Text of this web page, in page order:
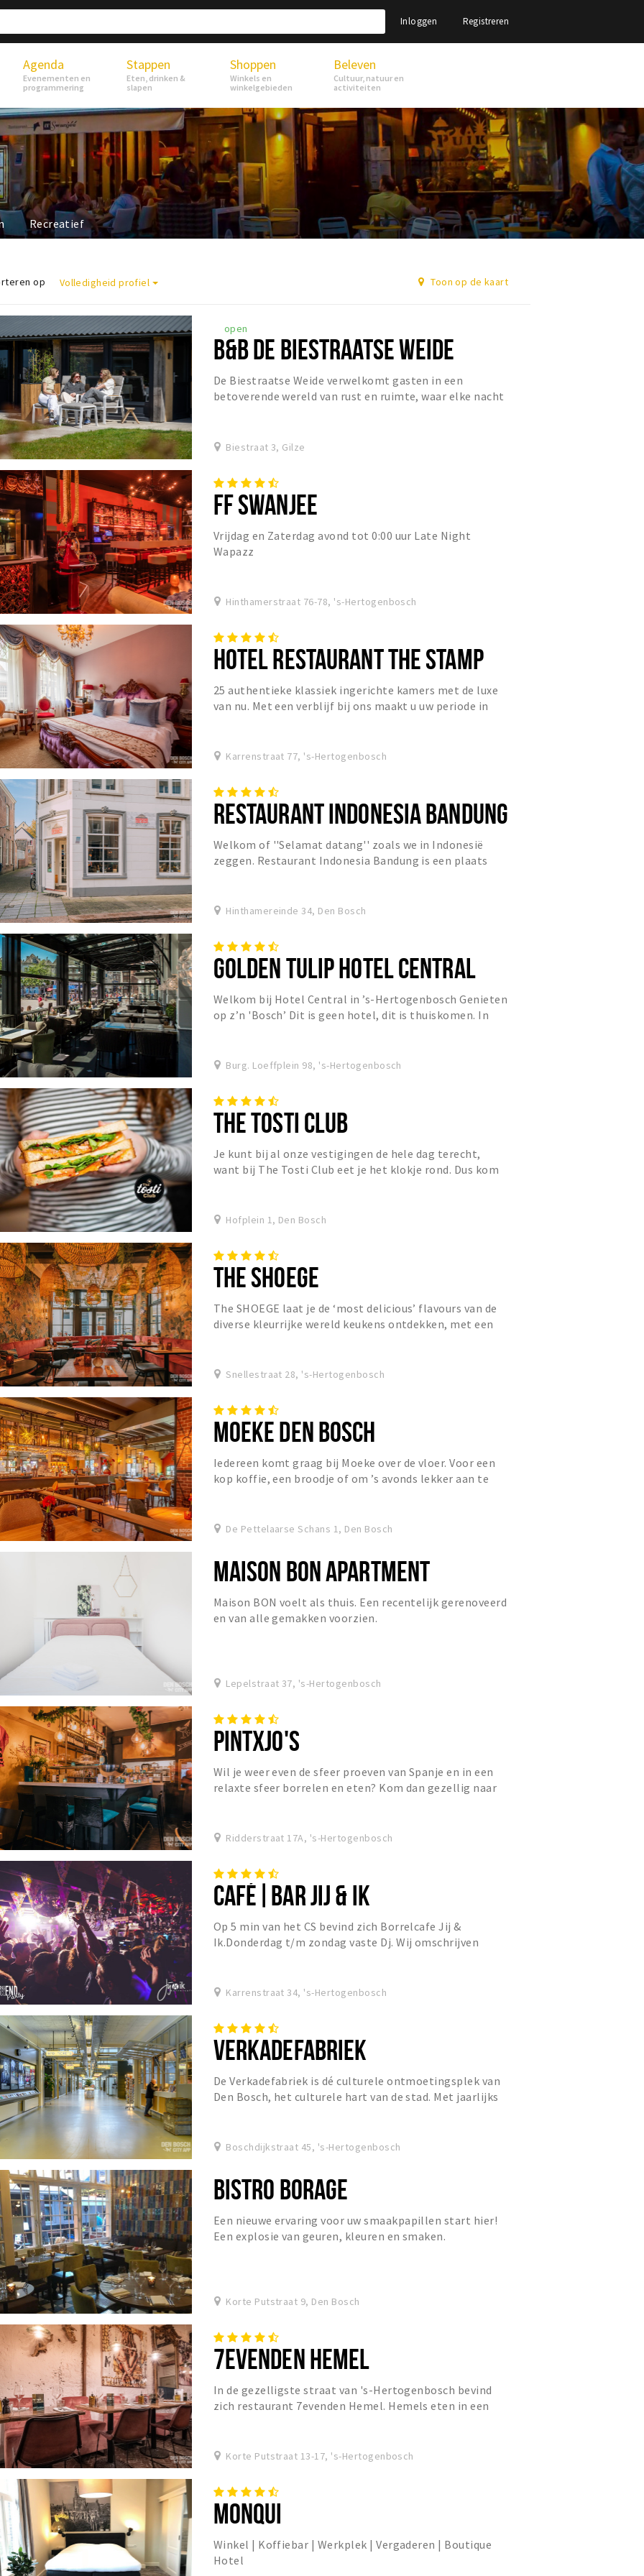
Inloggen Registreren
Agenda
Evenementen en
programmering
Stappen
Eten, drinken &
slapen
Shoppen
Winkels en
winkelgebieden
Beleven
Cultuur, natuur en
activiteiten
Recreatief
op Volledigheid profiel Toon op de kaart
open
B&B DE BIESTRAATSE WEIDE
De Biestraatse Weide verwelkomt gasten in een
betoverende wereld van rust en ruimte, waar elke nacht
Biestraat 3, Gilze
FF SWANJEE
Vrijdag en Zaterdag avond tot 0:00 uur Late Night
Wapazz
Hinthamerstraat 76-78, 's-Hertogenbosch
HOTEL RESTAURANT THE STAMP
25 authentieke klassiek ingerichte kamers met de luxe
van nu. Met een verblijf bij ons maakt u uw periode in
Karrenstraat 77, 's-Hertogenbosch
RESTAURANT INDONESIA BANDUNG
Welkom of ''Selamat datang'' zoals we in Indonesië
zeggen. Restaurant Indonesia Bandung is een plaats
Hinthamereinde 34, Den Bosch
GOLDEN TULIP HOTEL CENTRAL
Welkom bij Hotel Central in ’s-Hertogenbosch Genieten
op z’n 'Bosch’ Dit is geen hotel, dit is thuiskomen. In
Burg. Loeffplein 98, 's-Hertogenbosch
THE TOSTI CLUB
Je kunt bij al onze vestigingen de hele dag terecht,
want bij The Tosti Club eet je het klokje rond. Dus kom
Hofplein 1, Den Bosch
THE SHOEGE
The SHOEGE laat je de ‘most delicious’ flavours van de
diverse kleurrijke wereld keukens ontdekken, met een
Snellestraat 28, 's-Hertogenbosch
MOEKE DEN BOSCH
Iedereen komt graag bij Moeke over de vloer. Voor een
kop koffie, een broodje of om ’s avonds lekker aan te
De Pettelaarse Schans 1, Den Bosch
MAISON BON APARTMENT
Maison BON voelt als thuis. Een recentelijk gerenoveerd
en van alle gemakken voorzien.
Lepelstraat 37, 's-Hertogenbosch
PINTXJO'S
Wil je weer even de sfeer proeven van Spanje en in een
relaxte sfeer borrelen en eten? Kom dan gezellig naar
Ridderstraat 17A, 's-Hertogenbosch
CAFÉ|BAR JIJ & IK
Op 5 min van het CS bevind zich Borrelcafe Jij &
Ik.Donderdag t/m zondag vaste Dj. Wij omschrijven
Karrenstraat 34, 's-Hertogenbosch
VERKADEFABRIEK
De Verkadefabriek is dé culturele ontmoetingsplek van
Den Bosch, het culturele hart van de stad. Met jaarlijks
Boschdijkstraat 45, 's-Hertogenbosch
BISTRO BORAGE
Een nieuwe ervaring voor uw smaakpapillen start hier!
Een explosie van geuren, kleuren en smaken.
Korte Putstraat 9, Den Bosch
7EVENDEN HEMEL
In de gezelligste straat van 's-Hertogenbosch bevind
zich restaurant 7evenden Hemel. Hemels eten in een
Korte Putstraat 13-17, 's-Hertogenbosch
MONQUI
Winkel | Koffiebar | Werkplek | Vergaderen | Boutique
Hotel